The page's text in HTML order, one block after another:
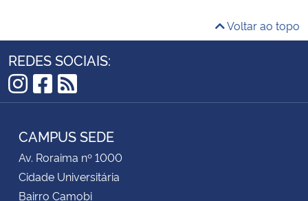
Voltar ao topo
REDES SOCIAIS:
Instagram
Facebook
RSS
CAMPUS SEDE
Av. Roraima nº 1000
Cidade Universitária
Bairro Camobi